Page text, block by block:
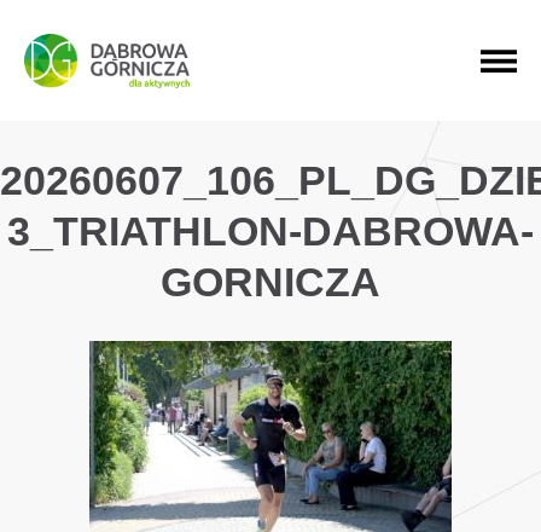
PRZEJDŹ DO MENU GŁÓWNEGO
PRZEJDŹ DO WYSZUKIWARKI
PRZEJDŹ DO TREŚCI
3_TRIATHLON-DABROWA-
GORNICZA